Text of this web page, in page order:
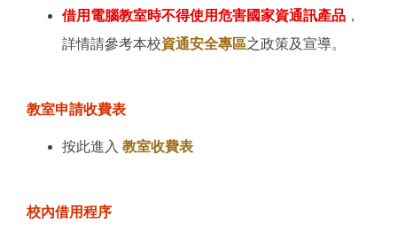
借用電腦教室時不得使用危害國家資通訊產品 ，
詳情請參考本校資通安全專區之政策及宣導。
教室申請收費表
按此進入 教室收費表
校內借用程序